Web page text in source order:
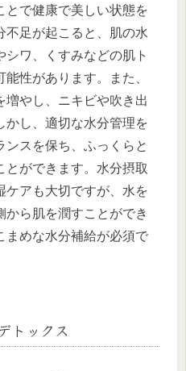
とで健康で美しい状態を
不足が起こると、肌の水
ワ、くすみなどの肌ト
性があります。また、
増やし、ニキビや吹き出
かし、適切な水分管理を
スを保ち、ふっくらと
とができます。水分摂取
ケアも大切ですが、水を
から肌を潤すことができ
まめな水分補給が必須で
トックス